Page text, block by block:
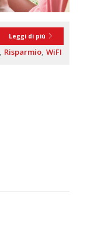
Leggi di più
Risparmio WiFI